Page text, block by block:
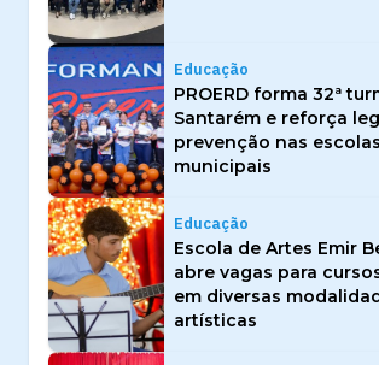
Educação
PROERD forma 32ª
Santarém e reforça
prevenção nas escolas
municipais
Educação
Escola de Artes Emir
abre vagas para
em diversas
artísticas